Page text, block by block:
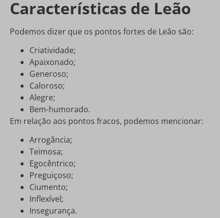
Características de Leão
Podemos dizer que os pontos fortes de Leão são:
Criatividade;
Apaixonado;
Generoso;
Caloroso;
Alegre;
Bem-humorado.
Em relação aos pontos fracos, podemos mencionar:
Arrogância;
Teimosa;
Egocêntrico;
Preguiçoso;
Ciumento;
Inflexível;
Insegurança.